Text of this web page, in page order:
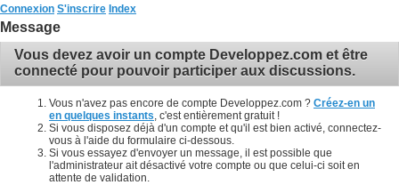
Connexion S'inscrire Index
Message
Vous devez avoir un compte Developpez.com et être
connecté pour pouvoir participer aux discussions.
Vous n'avez pas encore de compte Developpez.com ? Créez-en un
en quelques instants , c'est entièrement gratuit !
Si vous disposez déjà d'un compte et qu'il est bien activé, connectez-
vous à l'aide du formulaire ci-dessous.
Si vous essayez d'envoyer un message, il est possible que
l'administrateur ait désactivé votre compte ou que celui-ci soit en
attente de validation.